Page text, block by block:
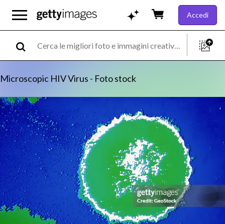
Accedi
Microscopic HIV Virus - Foto stock